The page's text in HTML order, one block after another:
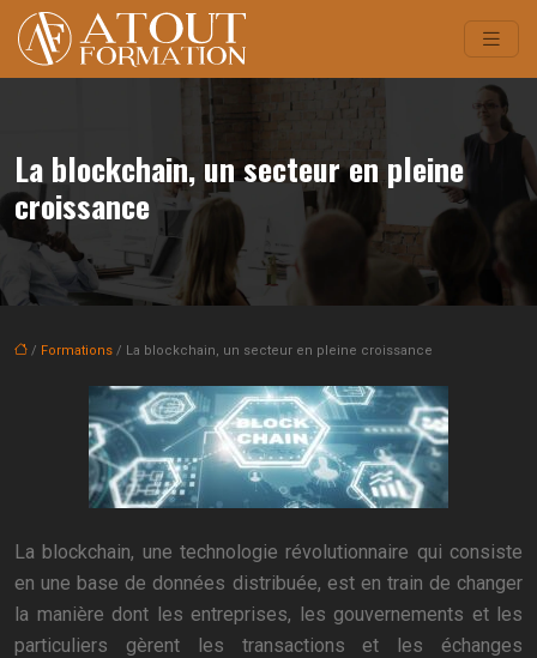
La blockchain, un secteur en pleine
croissance
/ Formations / La blockchain, un secteur en pleine croissance
La blockchain, une technologie révolutionnaire qui consiste
en une base de données distribuée, est en train de changer
la manière dont les entreprises, les gouvernements et les
particuliers gèrent les transactions et les échanges